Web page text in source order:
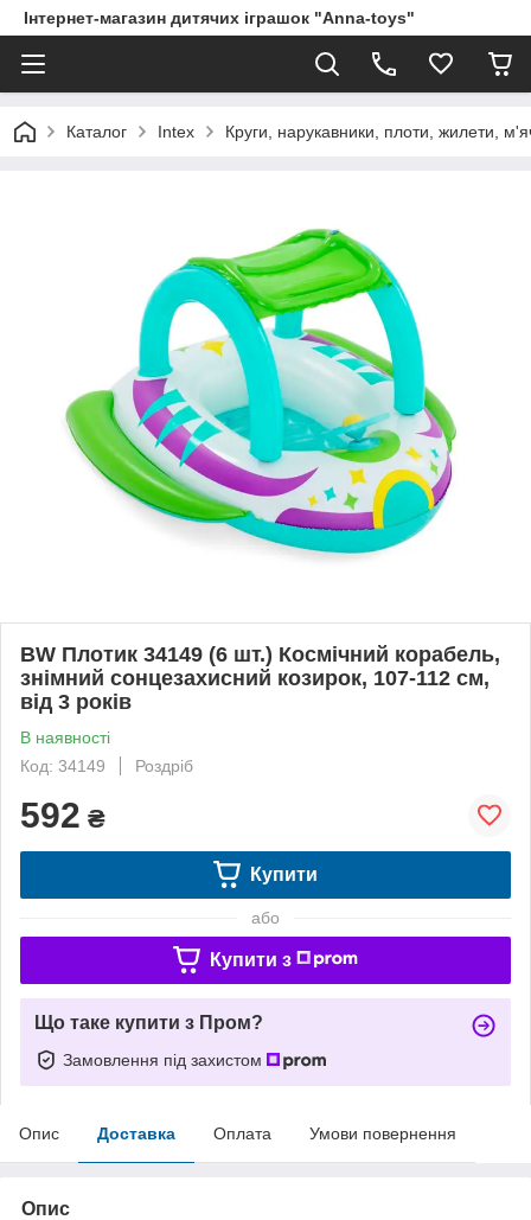
Інтернет-магазин дитячих іграшок "Anna-toys"
Каталог Intex Круги, нарукавники, плоти, жилети,
BW Плотик 34149 (6 шт.) Космічний корабель,
знімний сонцезахисний козирок, 107-112 см,
від 3 років
В наявності
Код: 34149
Роздріб
592 ₴
Купити
або
Купити з
Що таке купити з Пром?
Замовлення під захистом
Опис Доставка Оплата Умови повернення
Опис